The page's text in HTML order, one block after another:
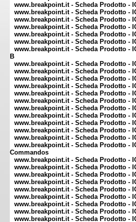
www.breakpoint.it - Scheda Prodotto -
www.breakpoint.it - Scheda Prodotto -
www.breakpoint.it - Scheda Prodotto -
www.breakpoint.it - Scheda Prodotto -
www.breakpoint.it - Scheda Prodotto -
www.breakpoint.it - Scheda Prodotto -
www.breakpoint.it - Scheda Prodotto -
B
www.breakpoint.it - Scheda Prodotto -
www.breakpoint.it - Scheda Prodotto -
www.breakpoint.it - Scheda Prodotto -
www.breakpoint.it - Scheda Prodotto -
www.breakpoint.it - Scheda Prodotto -
www.breakpoint.it - Scheda Prodotto -
www.breakpoint.it - Scheda Prodotto -
www.breakpoint.it - Scheda Prodotto -
www.breakpoint.it - Scheda Prodotto -
www.breakpoint.it - Scheda Prodotto -
www.breakpoint.it - Scheda Prodotto -
www.breakpoint.it - Scheda Prodotto -
Commandos
www.breakpoint.it - Scheda Prodotto -
www.breakpoint.it - Scheda Prodotto -
www.breakpoint.it - Scheda Prodotto -
www.breakpoint.it - Scheda Prodotto -
www.breakpoint.it - Scheda Prodotto -
www.breakpoint.it - Scheda Prodotto -
www.breakpoint.it - Scheda Prodotto -
www.breakpoint.it - Scheda Prodotto -
www.breakpoint.it - Scheda Prodotto -